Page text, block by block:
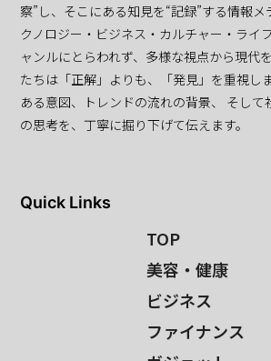
察”し、そこにある知見を“記録”する情報メ
クノロジー・ビジネス・カルチャー・ライ
ャンルにとらわれず、多様な視点から現代
たちは「正解」よりも、「発見」を重視し
ある意図、トレンドの流れの背景、 そして
の思考を、丁寧に掘り下げて伝えます。
Quick Links
TOP
美容・健康
ビジネス
ファイナンス